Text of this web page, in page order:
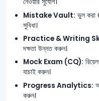
Mistake Vault: ভুল করা
সুবিধা।
Practice & Writing
দক্ষতা উন্নত করুন।
Mock Exam (CQ):
যাচাই করুন।
Progress Analytics:
করুন।